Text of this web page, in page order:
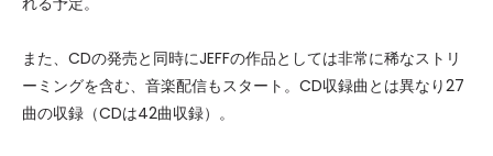
また、CDの発売と同時にJEFFの作品としては非常に稀なストリ
ーミングを含む、音楽配信もスタート。CD収録曲とは異なり27
曲の収録（CDは42曲収録）。